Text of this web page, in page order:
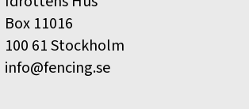
Box 11016
100 61 Stockholm
info@fencing.se